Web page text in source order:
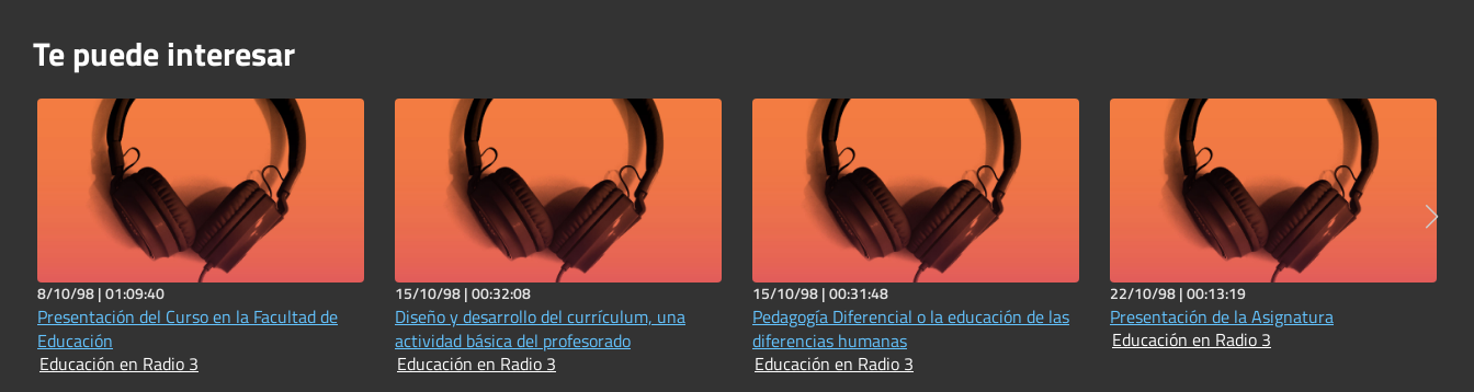
Te puede interesar
8/10/98 |01:09:40
Presentación del Curso en la Facultad de
Educación
Educación en Radio 3
15/10/98 |00:32:08
Diseño y desarrollo del currículum, una
actividad básica del profesorado
Educación en Radio 3
15/10/98 |00:31:48
Pedagogía Diferencial o la educación de las
diferencias humanas
Educación en Radio 3
22/10/98 |00:13:19
Presentación de la Asignatura
Educación en Radio 3